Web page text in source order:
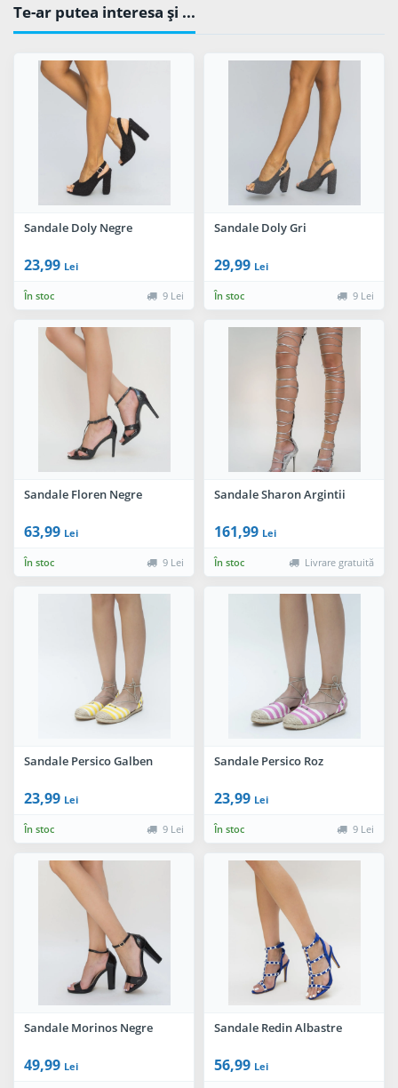
Te-ar putea interesa şi ...
Sandale Doly Negre
23,99 Lei
În stoc 9 Lei
Sandale Doly Gri
29,99 Lei
În stoc 9 Lei
Sandale Floren Negre
63,99 Lei
În stoc 9 Lei
Sandale Sharon Argintii
161,99 Lei
În stoc Livrare gratuită
Sandale Persico Galben
23,99 Lei
În stoc 9 Lei
Sandale Persico Roz
23,99 Lei
În stoc 9 Lei
Sandale Morinos Negre
49,99 Lei
Sandale Redin Albastre
56,99 Lei